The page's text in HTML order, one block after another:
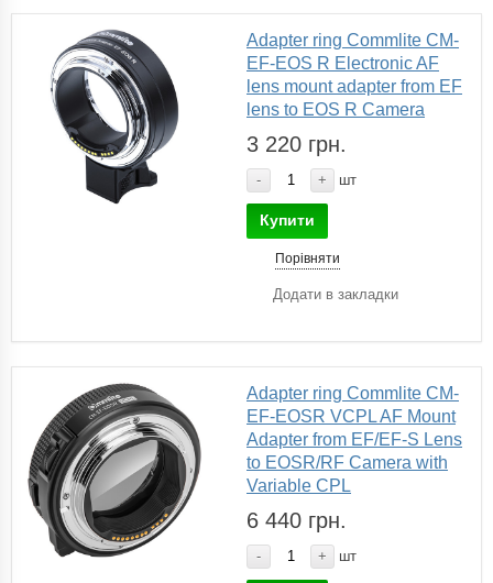
Adapter ring Commlite CM-
EF-EOS R Electronic AF
lens mount adapter from EF
lens to EOS R Camera
3 220 грн.
- + шт
Купити
Порівняти
Додати в закладки
Adapter ring Commlite CM-
EF-EOSR VCPL AF Mount
Adapter from EF/EF-S Lens
to EOSR/RF Camera with
Variable CPL
6 440 грн.
- + шт